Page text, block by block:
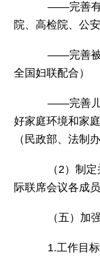
——完善有关
院、高检院、公
——完善被拐
全国妇联配合）
——完善儿童
好家庭环境和家
（民政部、法制
（2）制定并
际联席会议各成
（五）加强
1.工作目标